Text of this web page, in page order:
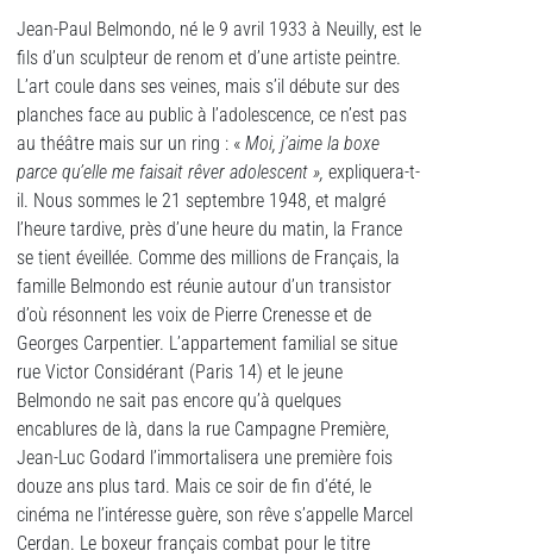
Jean-Paul Belmondo, né le 9 avril 1933 à Neuilly, est le
fils d’un sculpteur de renom et d’une artiste peintre.
L’art coule dans ses veines, mais s’il débute sur des
planches face au public à l’adolescence, ce n’est pas
au théâtre mais sur un ring : « Moi, j’aime la boxe
parce qu’elle me faisait rêver adolescent », expliquera-t-
il. Nous sommes le 21 septembre 1948, et malgré
l’heure tardive, près d’une heure du matin, la France
se tient éveillée. Comme des millions de Français, la
famille Belmondo est réunie autour d’un transistor
d’où résonnent les voix de Pierre Crenesse et de
Georges Carpentier. L’appartement familial se situe
rue Victor Considérant (Paris 14) et le jeune
Belmondo ne sait pas encore qu’à quelques
encablures de là, dans la rue Campagne Première,
Jean-Luc Godard l’immortalisera une première fois
douze ans plus tard. Mais ce soir de fin d’été, le
cinéma ne l’intéresse guère, son rêve s’appelle Marcel
Cerdan. Le boxeur français combat pour le titre